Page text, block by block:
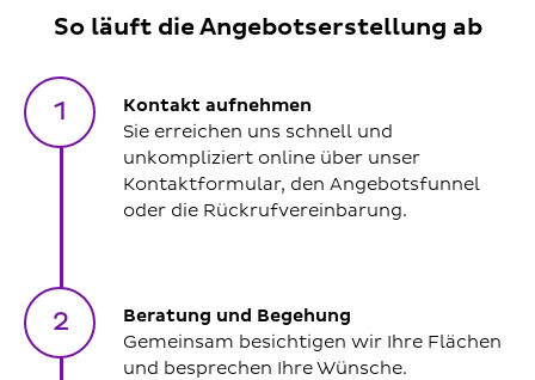
So läuft die Angebotserstellung ab
1
Kontakt aufnehmen
Sie erreichen uns schnell und
unkompliziert online über unser
Kontaktformular, den Angebotsfunnel
oder die Rückrufvereinbarung.
2
Beratung und Begehung
Gemeinsam besichtigen wir Ihre Flächen
und besprechen Ihre Wünsche.